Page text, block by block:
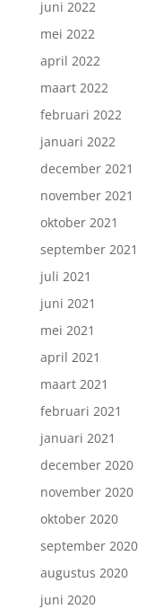
juni 2022
mei 2022
april 2022
maart 2022
februari 2022
januari 2022
december 2021
november 2021
oktober 2021
september 2021
juli 2021
juni 2021
mei 2021
april 2021
maart 2021
februari 2021
januari 2021
december 2020
november 2020
oktober 2020
september 2020
augustus 2020
juni 2020